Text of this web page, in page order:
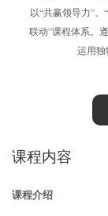
以“共赢领导力”、
联动”课程体系。
运用独
课程内容
课程介绍